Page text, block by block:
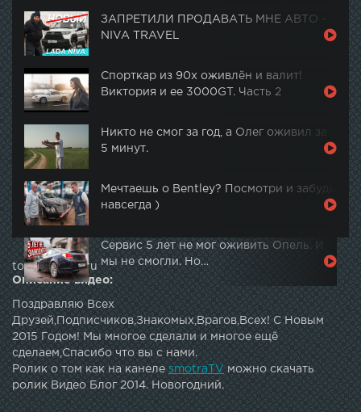
ЗАПРЕТИЛИ ПРОДАВАТЬ МНЕ АВТО -
NIVA TRAVEL
Спорткар из 90х оживлён и валит!
Виктория и ее 3000GT. Часть 2
Никто не смог за год, а Олег оживил за
5 минут.
Мечтаешь о Bentley? Посмотри и забудь
навсегда )
Сервис 5 лет не мог оживить Опель. И
мы не смогли. Но…
topautotube.ru
Описание видео:
Поздравляю Всех
Друзей,Подписчиков,Знакомых,Врагов,Всех! С Новым
2015 Годом! Мы многое сделали и многое ещё
сделаем,Спасибо что вы с нами.
Ролик о том как на канелеsmotraTV можно скачать
ролик Видео Блог 2014. Новогодний.